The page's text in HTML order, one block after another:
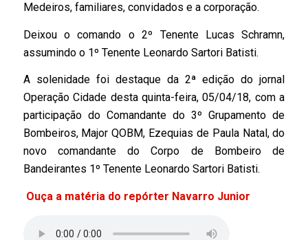
Medeiros, familiares, convidados e a corporação.
Deixou o comando o 2º Tenente Lucas Schramn,
assumindo o 1º Tenente Leonardo Sartori Batisti.
A solenidade foi destaque da 2ª edição do jornal
Operação Cidade desta quinta-feira, 05/04/18, com a
participação do Comandante do 3º Grupamento de
Bombeiros, Major QOBM, Ezequias de Paula Natal, do
novo comandante do Corpo de Bombeiro de
Bandeirantes 1º Tenente Leonardo Sartori Batisti.
Ouça a matéria do repórter Navarro Junior